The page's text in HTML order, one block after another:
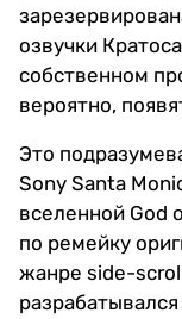
озвучки
собственном
вероятно,
Это
Sony Santa
вселенной God
по ремейку
жанре side-